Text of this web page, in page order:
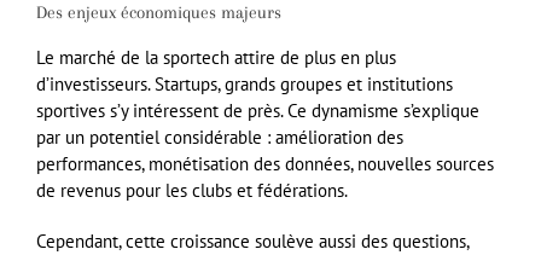
Des enjeux économiques majeurs
Le marché de la sportech attire de plus en plus
d’investisseurs. Startups, grands groupes et institutions
sportives s’y intéressent de près. Ce dynamisme s’explique
par un potentiel considérable : amélioration des
performances, monétisation des données, nouvelles sources
de revenus pour les clubs et fédérations.
Cependant, cette croissance soulève aussi des questions,